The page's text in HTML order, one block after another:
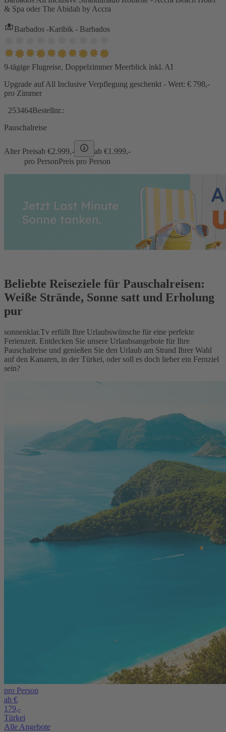
& Spa oder The Abidah by Accra
Barbados -Karibik - Barbados
9-tägige Flugreise, Doppelzimmer Meerblick inkl. AI
Upgrade auf All Inclusive Verpflegung geschenkt - Wert: € 798,-
pro Zimmer
253464Bestellnr.:
Pauschalreise
Alter Preisab €2.999,- ab €1.999,-
pro PersonPreis pro Person
Beliebte Reiseziele für Pauschalreisen:
Weiße Strände, Sonne satt und Erholung
pur
sonnenklar.Tv erfüllt Ihre Urlaubswünsche für eine perfekte
Ferienzeit. Entdecken Sie unsere Urlaubsangebote für Ihre
Pauschalreise und genießen Sie den Urlaub am Strand Ihrer Wahl
auf den Kanaren, in der Türkei, oder soll es doch lieber ein Fernziel
sein?
pro Person
ab €
179,-
Türkei
Alle Angebote